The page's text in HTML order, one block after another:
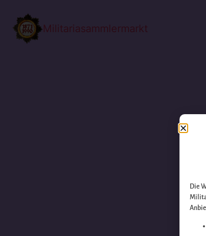
Militariasammlermarkt
Die